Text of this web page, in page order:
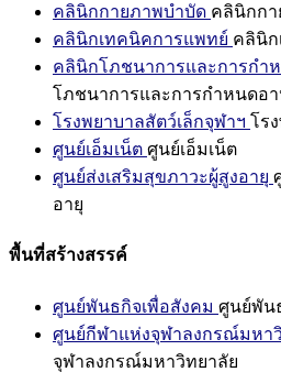
คลินิกกายภาพบำบัด คลินิกก
คลินิกเทคนิคการแพทย์ คลินิก
คลินิกโภชนาการและการกำ
โภชนาการและการกำหนดอา
โรงพยาบาลสัตว์เล็กจุฬาฯ โร
ศูนย์เอ็มเน็ต ศูนย์เอ็มเน็ต
ศูนย์ส่งเสริมสุขภาวะผู้สูงอายุ
อายุ
พื้นที่สร้างสรรค์
ศูนย์พันธกิจเพื่อสังคม ศูนย์พัน
ศูนย์กีฬาแห่งจุฬาลงกรณ์มหา
จุฬาลงกรณ์มหาวิทยาลัย